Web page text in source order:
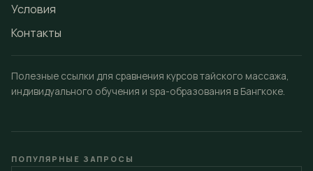
Условия
Контакты
Полезные ссылки для сравнения курсов тайского массажа,
индивидуального обучения и spa-образования в Бангкоке.
ПОПУЛЯРНЫЕ ЗАПРОСЫ